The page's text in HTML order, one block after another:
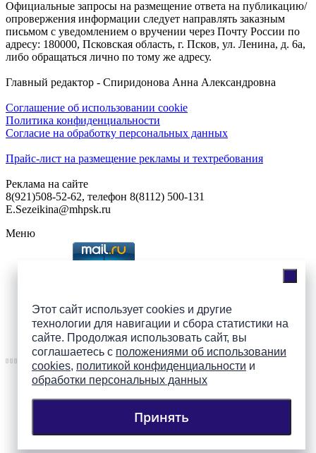
Этот сайт использует cookies и другие
технологии для навигации и сбора статистики на
сайте. Продолжая использовать сайт, вы
соглашаетесь с положениями об использовании
cookies, политикой конфиденциальности и
обработки персональных данных
Принять
Официальные запросы на размещение ответа на публикацию/
опровержения информации следует направлять заказным
письмом с уведомлением о вручении через Почту России по
адресу: 180000, Псковская область, г. Псков, ул. Ленина, д. 6а,
либо обращаться лично по тому же адресу.
Главный редактор - Спиридонова Анна Александровна
Соглашение об использовании cookie
Политика конфиденциальности
Согласие на обработку персональных данных
Прайс-лист на размещение рекламы и техтребования
Реклама на сайте
8(921)508-52-62, телефон 8(8112) 500-131
E.Sezeikina@mhpsk.ru
Меню
Подпишись на группы
ПАИ в соцсетях!